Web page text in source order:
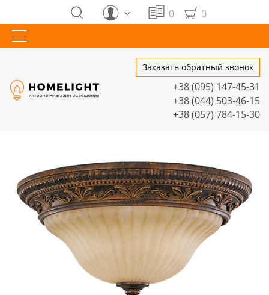
0 0
Заказать обратный звонок
+38 (095) 147-45-31
+38 (044) 503-46-15
+38 (057) 784-15-30